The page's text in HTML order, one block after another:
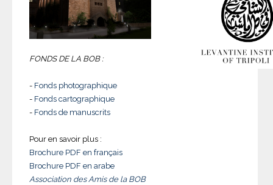
FONDS DE LA BOB :
- Fonds photographique
- Fonds cartographique
- Fonds de manuscrits
Pour en savoir plus :
Brochure PDF en français
Brochure PDF en arabe
Association des Amis de la BOB